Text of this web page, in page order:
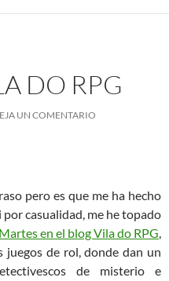
DO RPG
UN COMENTARIO
pero es que me ha hecho
casualidad, me he topado
en el blog Vila do RPG,
juegos de rol, donde dan un
de misterio e